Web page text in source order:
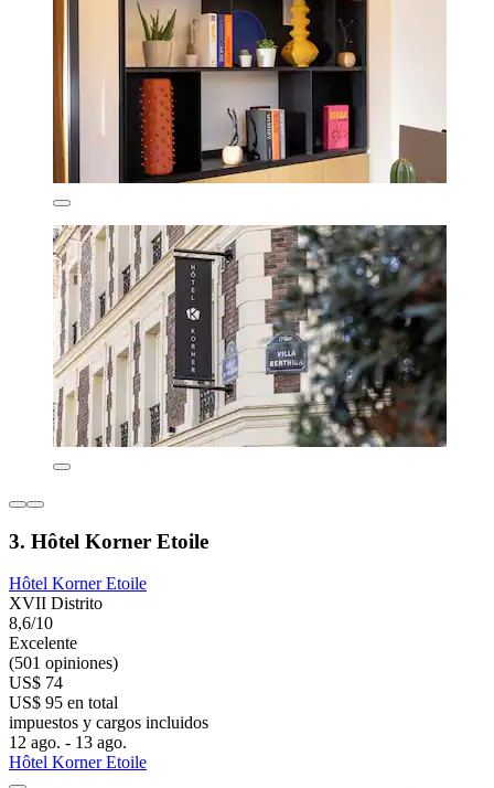
3. Hôtel Korner Etoile
Hôtel Korner Etoile
XVII Distrito
8,6/10
Excelente
(501 opiniones)
US$ 74
US$ 95 en total
impuestos y cargos incluidos
12 ago. - 13 ago.
Hôtel Korner Etoile